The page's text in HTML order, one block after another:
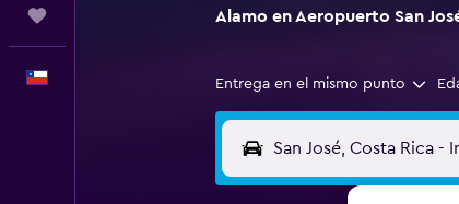
Alamo en Aeropuerto San
Entrega en el mismo punto